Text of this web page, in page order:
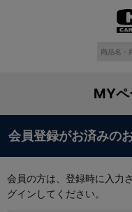
MYペ
会員登録がお済みの
会員の方は、登録時に入力
グインしてください。